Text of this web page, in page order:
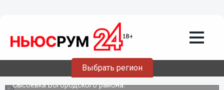
Выбрать регион
32-летний Виталий Смирнов пропал 3
месяца назад в Нижегородской
области
Мужчина может находиться в Дзержинске или в деревне
Сысоевка Богородского района.